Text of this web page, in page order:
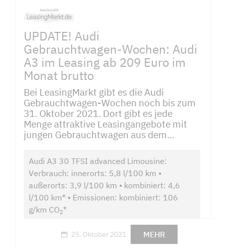
UPDATE! Audi
Gebrauchtwagen-Wochen: Audi
A3 im Leasing ab 209 Euro im
Monat brutto
Bei LeasingMarkt gibt es die Audi
Gebrauchtwagen-Wochen noch bis zum
31. Oktober 2021. Dort gibt es jede
Menge attraktive Leasingangebote mit
jungen Gebrauchtwagen aus dem...
Audi A3 30 TFSI advanced Limousine:
Verbrauch: innerorts: 5,8 l/100 km •
außerorts: 3,9 l/100 km • kombiniert: 4,6
l/100 km* • Emissionen: kombiniert: 106
g/km CO2*
25. Oktober 2021 MEHR